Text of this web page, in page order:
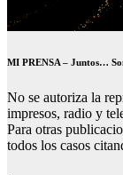
MI PRENSA – Juntos…
No se autoriza la
impresos, radio y
Para otras
todos los casos